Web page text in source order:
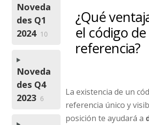
¿Qué
el código de
referencia?
La existencia de un
referencia único y
posición te ayudará a
Noveda
des Q1
2024 10
Noveda
des Q4
2023 6